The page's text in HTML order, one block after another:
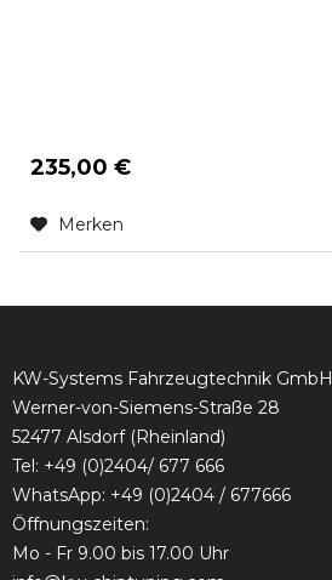
235,00 €
Merken
KW-Systems Fahrzeugtechnik GmbH
Werner-von-Siemens-Straße 28
52477 Alsdorf (Rheinland)
Tel: +49 (0)2404/ 677 666
WhatsApp: +49 (0)2404 / 677666
Öffnungszeiten:
Mo - Fr 9.00 bis 17.00 Uhr